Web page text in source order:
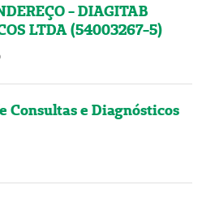
- DIAGITAB
LTDA (54003267-5)
Consultas e Diagnósticos